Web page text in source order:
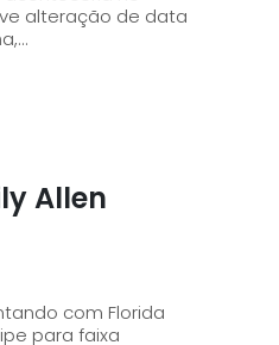
alteração de data
Allen
com Florida
para faixa